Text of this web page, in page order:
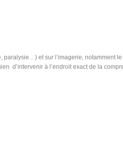
et sur l’imagerie, notamment
d’intervenir à l’endroit exact de la